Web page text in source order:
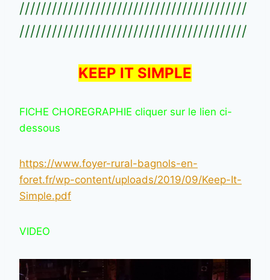
//////////////////////////////////////////
//////////////////////////////////////////
KEEP IT SIMPLE
FICHE CHOREGRAPHIE cliquer sur le lien ci-
dessous
https://www.foyer-rural-bagnols-en-
foret.fr/wp-content/uploads/2019/09/Keep-It-
Simple.pdf
VIDEO